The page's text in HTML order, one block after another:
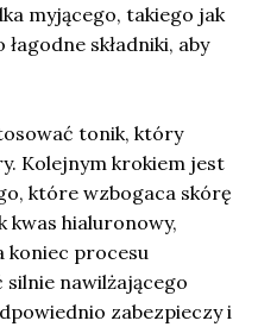
myjącego, takiego jak
składniki, aby
tonik, który
Kolejnym krokiem jest
które wzbogaca skórę
kwas hialuronowy,
koniec procesu
nawilżającego
zabezpieczy i